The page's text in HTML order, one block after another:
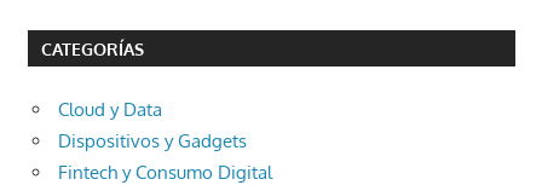
CATEGORÍAS
Cloud y Data
Dispositivos y Gadgets
Fintech y Consumo Digital